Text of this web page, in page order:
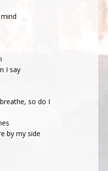
I say
so do I
by my side